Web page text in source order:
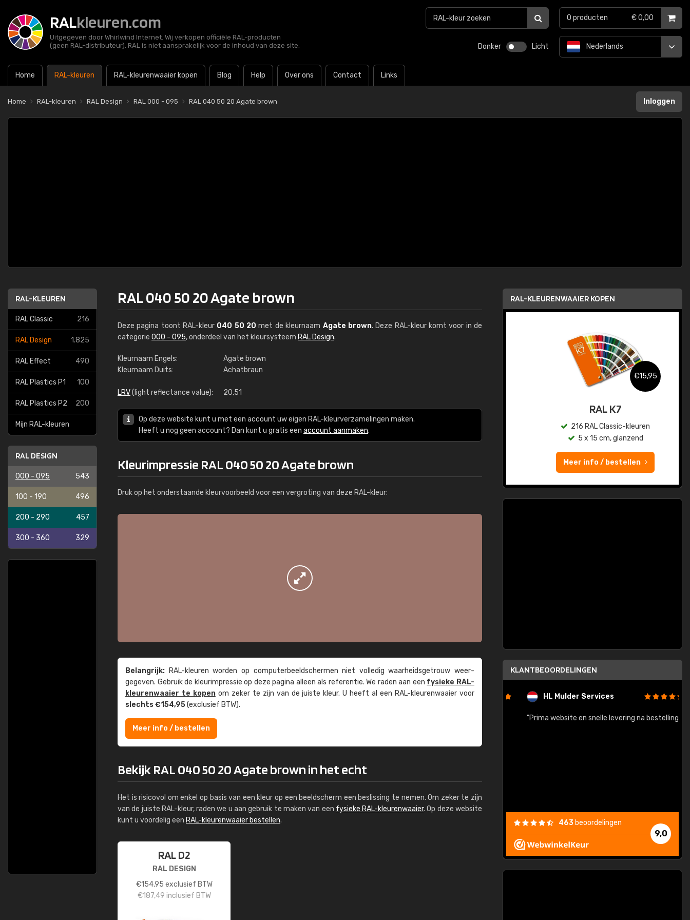
RALkleuren.com
Uitgegeven door Whirlwind Internet. Wij verkopen officiële RAL-producten
(geen RAL-distributeur). RAL is niet aansprakelijk voor de inhoud van deze site.
Donker Licht
Home RAL-kleuren RAL-kleurenwaaier kopen Blog Help Over ons Contact Links
Nederlands
0 producten € 0,00
Home RAL-kleuren RAL Design RAL 000 - 095 RAL 040 50 20 Agate brown Inloggen
RAL-KLEUREN
RAL Classic 216
RAL Design 1.825
RAL Effect 490
RAL Plastics P1 100
RAL Plastics P2 200
Mijn RAL-kleuren
RAL DESIGN
000 - 095 543
100 - 190 496
200 - 290 457
300 - 360 329
RAL 040 50 20 Agate brown
Deze pagina toont RAL-kleur 040 50 20 met de kleurnaam Agate brown. Deze RAL-kleur komt voor in de
categorie 000 - 095, onderdeel van het kleursysteem RAL Design.
Kleurnaam Engels:
Agate brown
Kleurnaam Duits:
Achatbraun
LRV(light reflectance value): 20,51
Op deze website kunt u met een account uw eigen RAL-kleurverzamelingen maken.
Heeft u nog geen account? Dan kunt u gratis een account aanmaken.
Kleurimpressie RAL 040 50 20 Agate brown
Druk op het onderstaande kleurvoorbeeld voor een vergroting van deze RAL-kleur:
Belangrijk: RAL-kleuren worden op computer­beeld­schermen niet volledig waarheids­­getrouw weer­
gegeven. Gebruik de kleur­impressie op deze pagina alleen als referentie. We raden aan een fysieke RAL-
kleuren­waaier te kopenom zeker te zijn van de juiste kleur. U heeft al een RAL-kleuren­waaier voor
slechts €154,95(exclusief BTW).
Meer info / bestellen
Bekijk RAL 040 50 20 Agate brown in het echt
Het is risicovol om enkel op basis van een kleur op een beeldscherm een beslissing te nemen. Om zeker te zijn
van de juiste RAL-kleur, raden we u aan gebruik te maken van een fysieke RAL-kleurenwaaier. Op deze website
kunt u voordelig een RAL-kleurenwaaier bestellen.
RAL D2
RAL DESIGN
€154,95 exclusief BTW
€187,49 inclusief BTW
RAL-KLEURENWAAIER KOPEN
RAL K7 op waterbasis
€15,95
RAL K7
216 RAL Classic-kleuren
5 x 15 cm, glanzend
Meer info / bestellen
KLANTBEOORDELINGEN
Kambier BV HL Mulder Services
"Prima website en snelle levering na bestelling"
9,0
463 beoordelingen